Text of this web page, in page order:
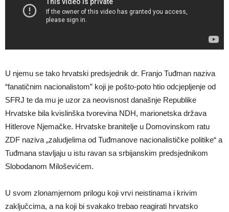
U njemu se tako hrvatski predsjednik dr. Franjo Tuđman naziva
“fanatičnim nacionalistom” koji je pošto-poto htio odcjepljenje od
SFRJ te da mu je uzor za neovisnost današnje Republike
Hrvatske bila kvislinška tvorevina NDH, marionetska država
Hitlerove Njemačke. Hrvatske branitelje u Domovinskom ratu
ZDF naziva „zaludjelima od Tuđmanove nacionalističke politike“ a
Tuđmana stavljaju u istu ravan sa srbijanskim predsjednikom
Slobodanom Miloševićem.
U svom zlonamjernom prilogu koji vrvi neistinama i krivim
zaključcima, a na koji bi svakako trebao reagirati hrvatsko